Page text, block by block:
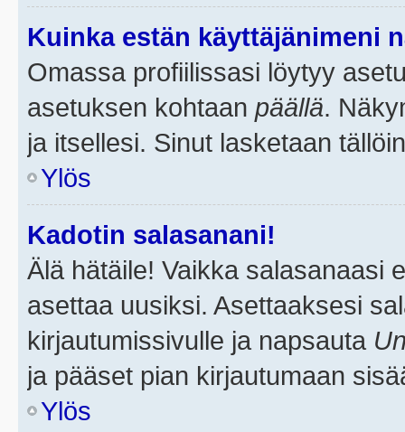
Kuinka estän käyttäjänimeni
Omassa profiilissasi löytyy
asetuksen kohtaan päällä.
ja itsellesi. Sinut lasketaan
Ylös
Kadotin salasanani!
Älä hätäile! Vaikka salasanaasi
asettaa uusiksi. Asettaaksesi
kirjautumissivulle ja napsauta
ja pääset pian kirjautumaan
Ylös